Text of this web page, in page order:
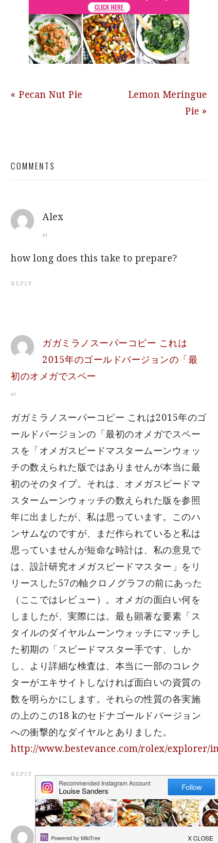
Previous
« Pecan Nut Pie
Next
Lemon Meringue
Pie »
INTERACTIONS
COMMENTS
Alex
at
how long does this take to prepare?
REPLY
ガガミラノスーパーコピー これは
2015年のゴールドバージョンの「最
初のオメガでスペー
at
ガガミラノスーパーコピー これは2015年のゴ
ールドバージョンの「最初のオメガでスペー
スを「オメガスピードマスタームーンウォッ
チの数えられた版ではありませんが本当に最
初のそのタイプ。それは、オメガスピードマ
スタームーンウォッチの数えられた版を参照
年に出ましたが、私は思っています。このハ
ンサムなのですが、まだ作られていると私は
思っていませんが短命な時計は、私の意見で
は、設計研究オメガスピードマスター」をリ
リースした57の軸クロノグラフの前にあった
（ここではレビュー）。オメガの面白い何を
しましたが、実際には。最も顕著な要素「ス
タイルのダイヤルムーンウォッチにマッチし
た初期の「スピードマスター手です、しか
し、より詳細な検査は、本当に一部のコレク
ターがエキサイトしなければ面白いの資質の
数を明らかにします。それらの性質の各実施
の上のこの18 kのセドナゴールドバージョン
への衝撃的なダイヤルとありました。
http://www.bestevance.com/rolex/explorer/
REPLY
「腕時計の時計の文化」と晴れた夜冷